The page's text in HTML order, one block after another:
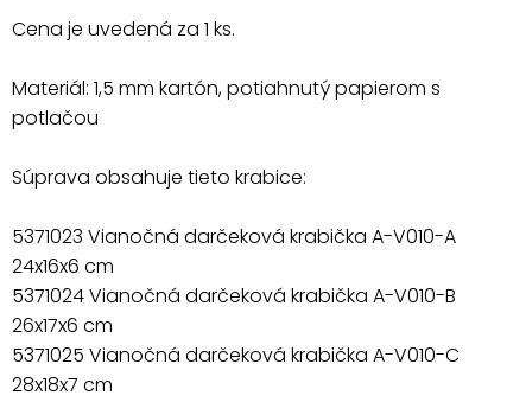
Cena je uvedená za 1 ks.
Materiál: 1,5 mm kartón, potiahnutý papierom s
potlačou
Súprava obsahuje tieto krabice:
5371023 Vianočná darčeková krabička A-V010-A
24x16x6 cm
5371024 Vianočná darčeková krabička A-V010-B
26x17x6 cm
5371025 Vianočná darčeková krabička A-V010-C
28x18x7 cm